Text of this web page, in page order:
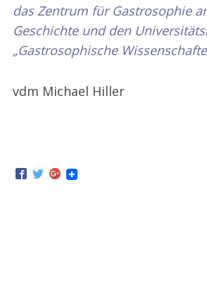
das Zentrum für Gastrosophie
Geschichte und den
„Gastrosophische
vdm Michael Hiller